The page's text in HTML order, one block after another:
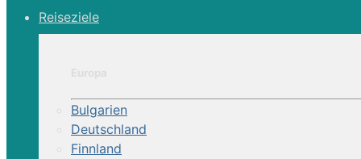
☎ +41 61 303 31 00
Über Uns
Reiseziele
Bulgarien
Deutschland
Finnland